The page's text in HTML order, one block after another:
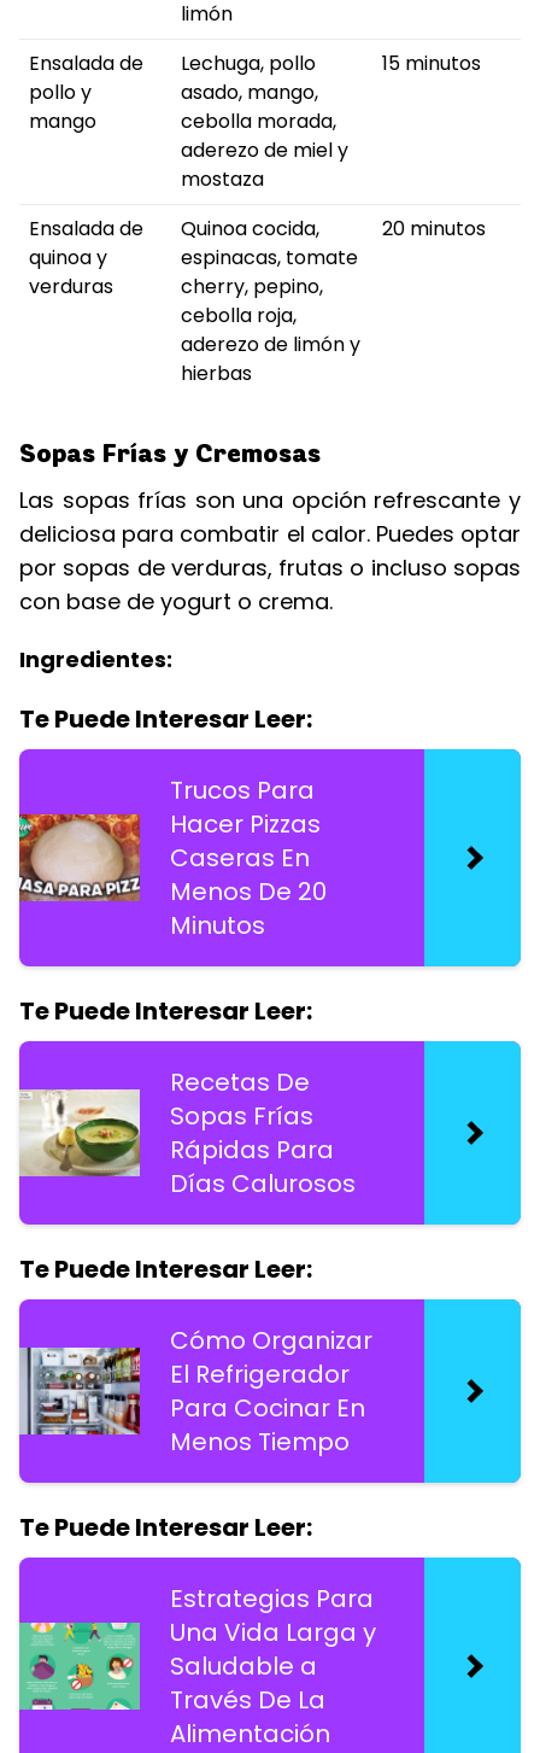
limón
Ensalada de
pollo y
mango
Lechuga, pollo
asado, mango,
cebolla morada,
aderezo de miel y
mostaza
15 minutos
Ensalada de
quinoa y
verduras
Quinoa cocida,
espinacas, tomate
cherry, pepino,
cebolla roja,
aderezo de limón y
hierbas
20 minutos
Sopas Frías y Cremosas
Las sopas frías son una opción refrescante y
deliciosa para combatir el calor. Puedes optar
por sopas de verduras, frutas o incluso sopas
con base de yogurt o crema.
Ingredientes:
Te Puede Interesar Leer:
Trucos Para
Hacer Pizzas
Caseras En
Menos De 20
Minutos
Te Puede Interesar Leer:
Recetas De
Sopas Frías
Rápidas Para
Días Calurosos
Te Puede Interesar Leer:
Cómo Organizar
El Refrigerador
Para Cocinar En
Menos Tiempo
Te Puede Interesar Leer:
Estrategias Para
Una Vida Larga y
Saludable a
Través De La
Alimentación